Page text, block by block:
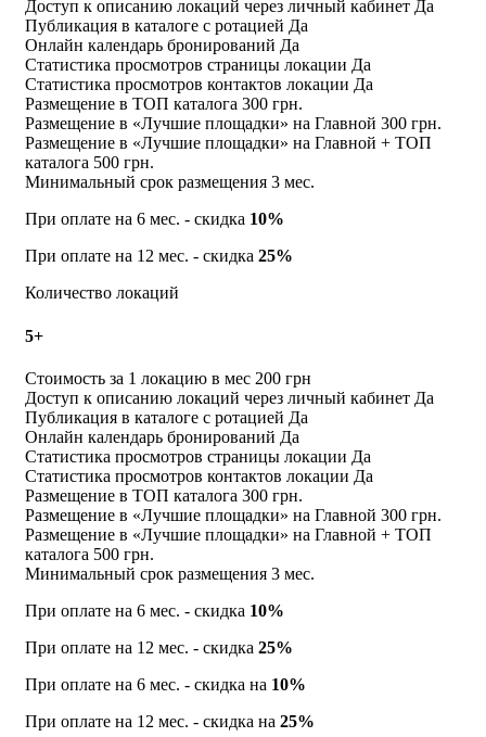
Доступ к описанию локаций через личный кабинет Да
Публикация в каталоге с ротацией Да
Онлайн календарь бронирований Да
Статистика просмотров страницы локации Да
Статистика просмотров контактов локации Да
Размещение в ТОП каталога 300 грн.
Размещение в «Лучшие площадки» на Главной 300 грн.
Размещение в «Лучшие площадки» на Главной + ТОП
каталога 500 грн.
Минимальный срок размещения 3 мес.
При оплате на 6 мес. - скидка 10%
При оплате на 12 мес. - скидка 25%
Количество локаций
5+
Стоимость за 1 локацию в мес 200 грн
Доступ к описанию локаций через личный кабинет Да
Публикация в каталоге с ротацией Да
Онлайн календарь бронирований Да
Статистика просмотров страницы локации Да
Статистика просмотров контактов локации Да
Размещение в ТОП каталога 300 грн.
Размещение в «Лучшие площадки» на Главной 300 грн.
Размещение в «Лучшие площадки» на Главной + ТОП
каталога 500 грн.
Минимальный срок размещения 3 мес.
При оплате на 6 мес. - скидка 10%
При оплате на 12 мес. - скидка 25%
При оплате на 6 мес. - скидка на 10%
При оплате на 12 мес. - скидка на 25%